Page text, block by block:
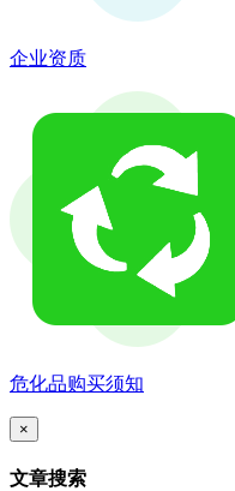
企业资质
危化品购买须知
×
文章搜索